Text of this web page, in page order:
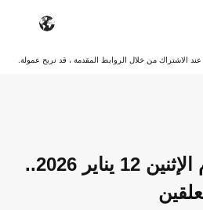
الاشتراك من خلال الروابط المقدمة ، قد نربح عمولة.
جدول مباريات اليوم الإثنين 12 يناير 2026..